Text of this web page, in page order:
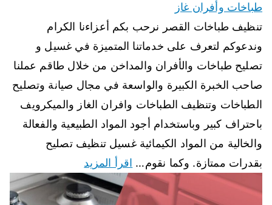
طباخات وأفران غاز
تنظيف طباخات القصر نرحب بكم أعزاءنا الكرام
وندعوكم لتعرف على خدماتنا المتميزة في غسيل و
تصليح طباخات والأفران والمداخن من خلال طاقم عملنا
صاحب الخبرة الكبيرة والواسعة في مجال صيانة وتصليح
الطباخات وتنظيف الطباخات وافران الغاز والميكرويف
باحتراف كبير وباستخدام أجود المواد الطبيعية والفعالة
والخالية من المواد الكيمائية غسيل تنظيف تصليح
بقدرات ممتازة. وكما نقوم… اقرأ المزيد